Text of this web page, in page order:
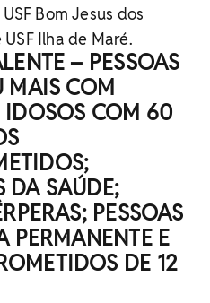
Bom Jesus dos
USF Ilha de Maré.
– PESSOAS
MAIS COM
COM 60
DA SAÚDE;
PESSOAS
PERMANENTE E
DE 12